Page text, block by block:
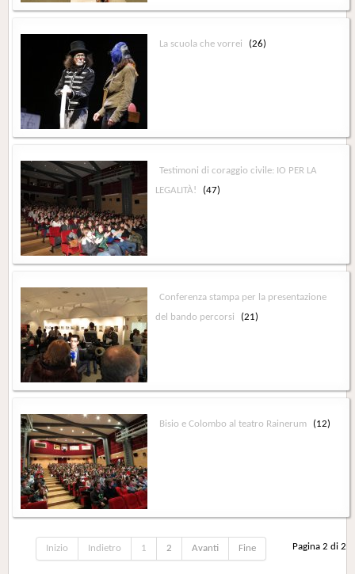
La scuola che vorrei (26)
Testimoni di coraggio civile: IO PER LA
LEGALITÀ!
(47)
Conferenza stampa per la presentazione
del bando percorsi
(21)
Bisio e Colombo al teatro Rainerum (12)
Pagina 2 di 2
Inizio Indietro 1 2 Avanti Fine